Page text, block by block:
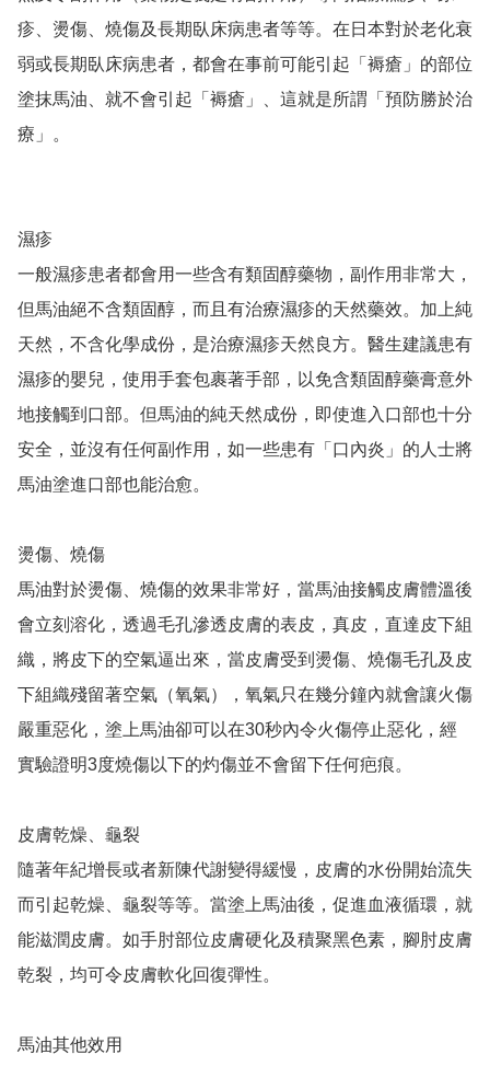
疹、燙傷、燒傷及長期臥床病患者等等。在日本對於老化衰
弱或長期臥床病患者，都會在事前可能引起「褥瘡」的部位
塗抹馬油、就不會引起「褥瘡」、這就是所謂「預防勝於治
療」。
濕疹
一般濕疹患者都會用一些含有類固醇藥物，副作用非常大，
但馬油絕不含類固醇，而且有治療濕疹的天然藥效。加上純
天然，不含化學成份，是治療濕疹天然良方。醫生建議患有
濕疹的嬰兒，使用手套包裹著手部，以免含類固醇藥膏意外
地接觸到口部。但馬油的純天然成份，即使進入口部也十分
安全，並沒有任何副作用，如一些患有「口內炎」的人士將
馬油塗進口部也能治愈。
燙傷、燒傷
馬油對於燙傷、燒傷的效果非常好，當馬油接觸皮膚體溫後
會立刻溶化，透過毛孔滲透皮膚的表皮，真皮，直達皮下組
織，將皮下的空氣逼出來，當皮膚受到燙傷、燒傷毛孔及皮
下組織殘留著空氣（氧氣），氧氣只在幾分鐘內就會讓火傷
嚴重惡化，塗上馬油卻可以在30秒內令火傷停止惡化，經
實驗證明3度燒傷以下的灼傷並不會留下任何疤痕。
皮膚乾燥、龜裂
隨著年紀增長或者新陳代謝變得緩慢，皮膚的水份開始流失
而引起乾燥、龜裂等等。當塗上馬油後，促進血液循環，就
能滋潤皮膚。如手肘部位皮膚硬化及積聚黑色素，腳肘皮膚
乾裂，均可令皮膚軟化回復彈性。
馬油其他效用